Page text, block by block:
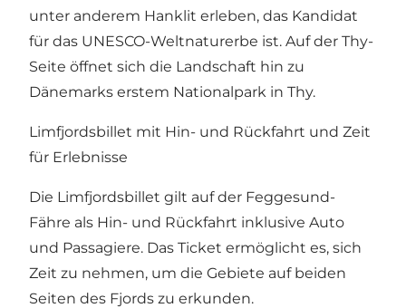
unter anderem Hanklit erleben, das Kandidat
für das UNESCO-Weltnaturerbe ist. Auf der Thy-
Seite öffnet sich die Landschaft hin zu
Dänemarks erstem Nationalpark in Thy.
Limfjordsbillet mit Hin- und Rückfahrt und Zeit
für Erlebnisse
Die Limfjordsbillet gilt auf der Feggesund-
Fähre als Hin- und Rückfahrt inklusive Auto
und Passagiere. Das Ticket ermöglicht es, sich
Zeit zu nehmen, um die Gebiete auf beiden
Seiten des Fjords zu erkunden.